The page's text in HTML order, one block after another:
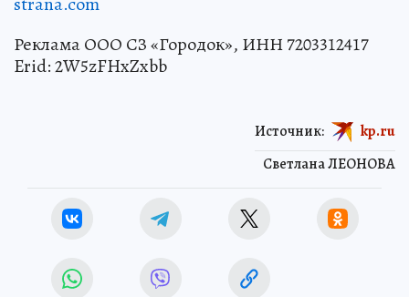
Реклама ООО СЗ «Городок», ИНН 7203312417
Erid: 2W5zFHxZxbb
Светлана ЛЕОНОВА
Источник: kp.ru